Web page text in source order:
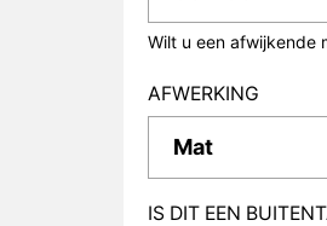
Wilt u een afwijkende
AFWERKING
IS DIT EEN